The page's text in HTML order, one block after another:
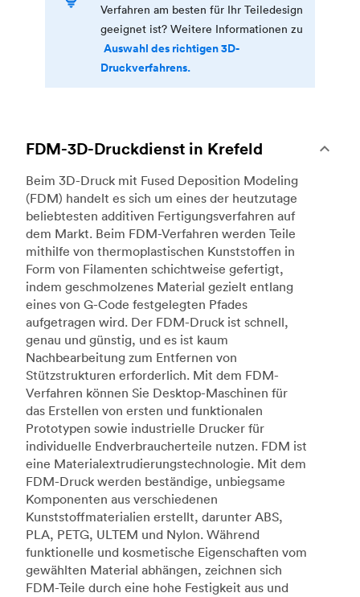
Verfahren am besten für Ihr Teiledesign
geeignet ist? Weitere Informationen zu
Auswahl des richtigen 3D-
Druckverfahrens.
FDM-3D-Druckdienst in Krefeld
Beim 3D-Druck mit Fused Deposition Modeling
(FDM) handelt es sich um eines der heutzutage
beliebtesten additiven Fertigungsverfahren auf
dem Markt. Beim FDM-Verfahren werden Teile
mithilfe von thermoplastischen Kunststoffen in
Form von Filamenten schichtweise gefertigt,
indem geschmolzenes Material gezielt entlang
eines von G-Code festgelegten Pfades
aufgetragen wird. Der FDM-Druck ist schnell,
genau und günstig, und es ist kaum
Nachbearbeitung zum Entfernen von
Stützstrukturen erforderlich. Mit dem FDM-
Verfahren können Sie Desktop-Maschinen für
das Erstellen von ersten und funktionalen
Prototypen sowie industrielle Drucker für
individuelle Endverbraucherteile nutzen. FDM ist
eine Materialextrudierungstechnologie. Mit dem
FDM-Druck werden beständige, unbiegsame
Komponenten aus verschiedenen
Kunststoffmaterialien erstellt, darunter ABS,
PLA, PETG, ULTEM und Nylon. Während
funktionelle und kosmetische Eigenschaften vom
gewählten Material abhängen, zeichnen sich
FDM-Teile durch eine hohe Festigkeit aus und